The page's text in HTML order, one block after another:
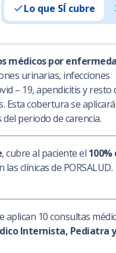
Lo que SÍ cubre
médicos por
urinarias, infecciones
– 19, apendicitis y resto
Esta cobertura se aplicará
periodo de carencia.
, cubre al paciente el 100%
las clínicas de PORSALUD.
aplican 10 consultas
Internista, Pediatra y